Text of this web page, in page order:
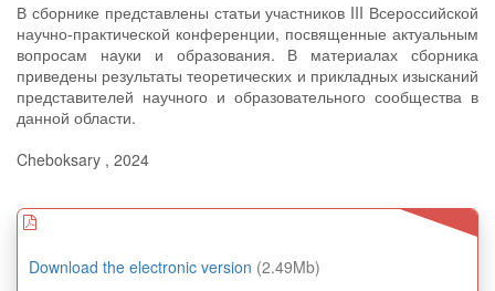
В сборнике представлены статьи участников III Всероссийской
научно-практической конференции, посвященные актуальным
вопросам науки и образования. В материалах сборника
приведены результаты теоретических и прикладных изысканий
представителей научного и образовательного сообщества в
данной области.
Cheboksary , 2024
Download the electronic version (2.49Mb)